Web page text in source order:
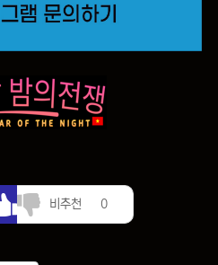
비추천 0
비추천